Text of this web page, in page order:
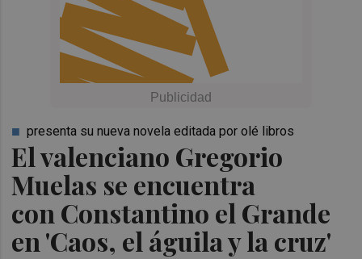
El valenciano Gregorio
Muelas se encuentra
con Constantino el Grande
en 'Caos, el águila y la cruz'
presenta su nueva novela editada por olé libros